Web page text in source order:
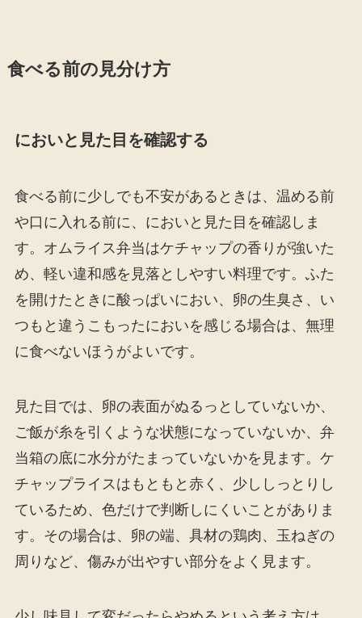
食べる前の見分け方
においと見た目を確認する
食べる前に少しでも不安があるときは、温める前
や口に入れる前に、においと見た目を確認しま
す。オムライス弁当はケチャップの香りが強いた
め、軽い違和感を見落としやすい料理です。ふた
を開けたときに酸っぱいにおい、卵の生臭さ、い
つもと違うこもったにおいを感じる場合は、無理
に食べないほうがよいです。
見た目では、卵の表面がぬるっとしていないか、
ご飯が糸を引くような状態になっていないか、弁
当箱の底に水分がたまっていないかを見ます。ケ
チャップライスはもともと赤く、少ししっとりし
ているため、色だけで判断しにくいことがありま
す。その場合は、卵の端、具材の鶏肉、玉ねぎの
周りなど、傷みが出やすい部分をよく見ます。